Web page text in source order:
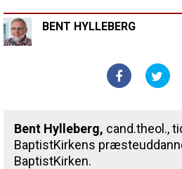
BENT HYLLEBERG
Bent Hylleberg, cand.theol.,
BaptistKirkens
BaptistKirken.